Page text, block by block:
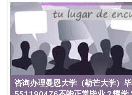
State University）圣何塞州立大学
University）圣何塞州立大学（San
University）圣何塞州立大学（
University）圣何塞州立大学（San
University）圣何塞州立大学文凭
University）圣何塞州立大学文凭
University）文凭圣何塞州立大学
State University）圣何塞州立大学
State University）圣何塞州立大
State University）圣何塞州立大
咨询办理曼恩大学（勒芒大学）